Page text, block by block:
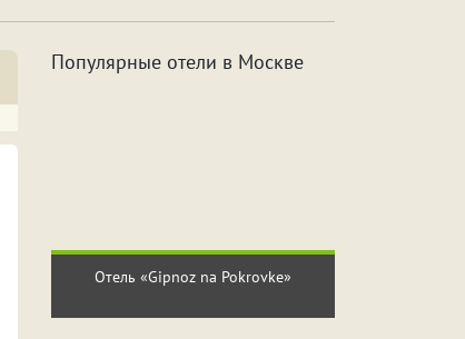
Джакузи
Популярные отели в Москве
Отель «Gipnoz na Pokrovke»